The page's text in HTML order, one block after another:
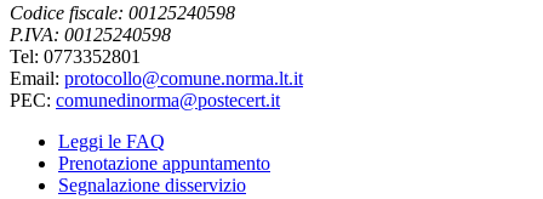
Codice fiscale: 00125240598
P.IVA: 00125240598
Tel: 0773352801
Email: protocollo@comune.norma.lt.it
PEC: comunedinorma@postecert.it
Leggi le FAQ
Prenotazione appuntamento
Segnalazione disservizio